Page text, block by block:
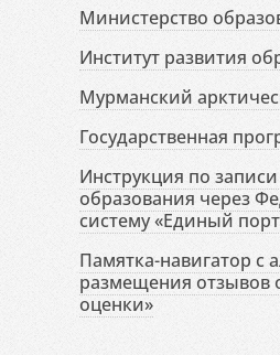
Министерство
Институт развития
Мурманский
Государственная
Инструкция по
образования через
систему «Единый
Памятка-навигатор с
размещения отзывов
оценки»